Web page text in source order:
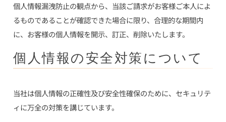
個人情報漏洩防止の観点から、当該ご請求がお客様ご本人によ
るものであることが確認できた場合に限り、合理的な期間内
に、お客様の個人情報を開示、訂正、削除いたします。
個人情報の安全対策について
当社は個人情報の正確性及び安全性確保のために、セキュリテ
ィに万全の対策を講じています。